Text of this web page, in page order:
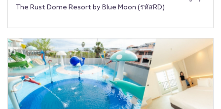
The Rust Dome Resort by Blue Moon (รหัสRD)